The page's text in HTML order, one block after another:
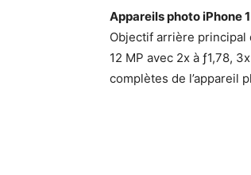
Appareils photo iPhone
Objectif arrière principal
12 MP avec 2x à ƒ1,78,
complètes de l’appareil